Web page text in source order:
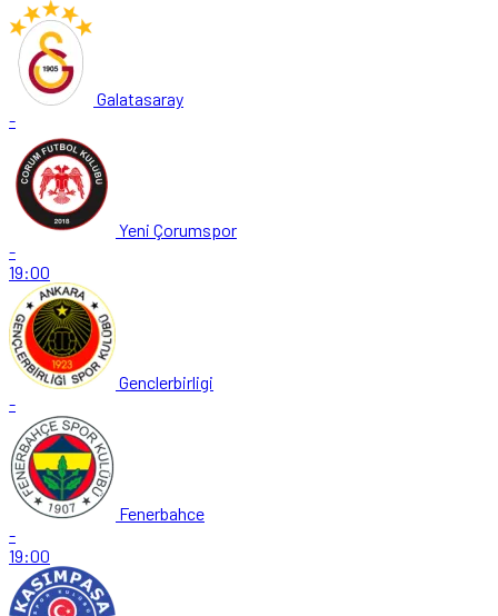
Galatasaray
-
Yeni Çorumspor
-
19:00
Genclerbirligi
-
Fenerbahce
-
19:00